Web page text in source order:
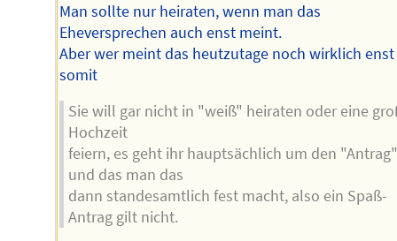
Man sollte nur heiraten, wenn man das
Eheversprechen auch enst meint.
Aber wer meint das heutzutage noch wirklich
somit
Sie will gar nicht in "weiß" heiraten oder eine
Hochzeit
feiern, es geht ihr hauptsächlich um den "Antrag"
und das man das
dann standesamtlich fest macht, also ein Spaß-
Antrag gilt nicht.